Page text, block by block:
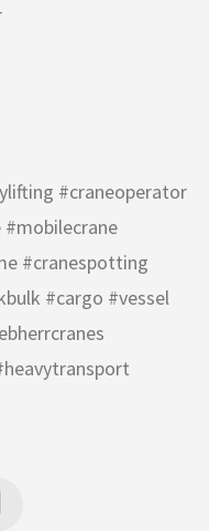
#craneoperator
#cranespotting
#cargo #vessel